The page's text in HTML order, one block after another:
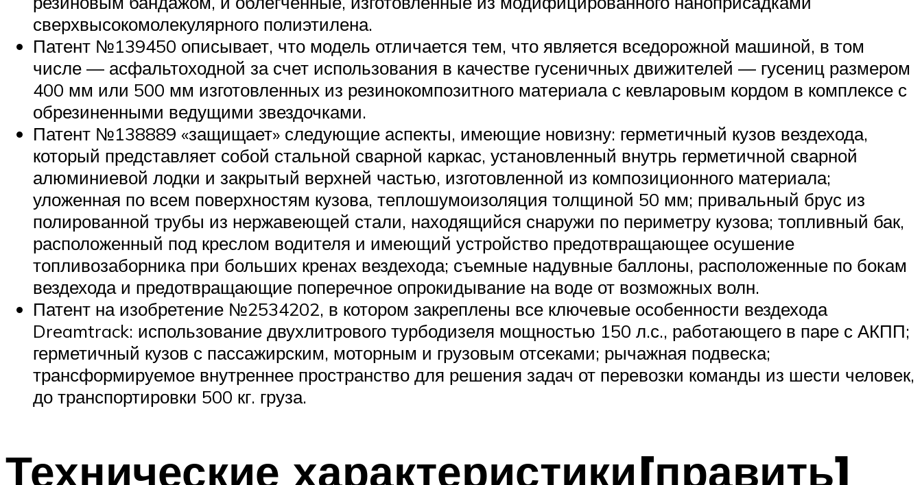
сверхвысокомолекулярного полиэтилена.
Патент №139450 описывает, что модель отличается тем, что является вседорожной машиной, в том
числе — асфальтоходной за счет использования в качестве гусеничных движителей — гусениц размером
400 мм или 500 мм изготовленных из резинокомпозитного материала с кевларовым кордом в комплексе с
обрезиненными ведущими звездочками.
Патент №138889 «защищает» следующие аспекты, имеющие новизну: герметичный кузов вездехода,
который представляет собой стальной сварной каркас, установленный внутрь герметичной сварной
алюминиевой лодки и закрытый верхней частью, изготовленной из композиционного материала;
уложенная по всем поверхностям кузова, теплошумоизоляция толщиной 50 мм; привальный брус из
полированной трубы из нержавеющей стали, находящийся снаружи по периметру кузова; топливный бак,
расположенный под креслом водителя и имеющий устройство предотвращающее осушение
топливозаборника при больших кренах вездехода; съемные надувные баллоны, расположенные по бокам
вездехода и предотвращающие поперечное опрокидывание на воде от возможных волн.
Патент на изобретение №2534202, в котором закреплены все ключевые особенности вездехода
Dreamtrack: использование двухлитрового турбодизеля мощностью 150 л.с., работающего в паре с АКПП;
герметичный кузов с пассажирским, моторным и грузовым отсеками; рычажная подвеска;
трансформируемое внутреннее пространство для решения задач от перевозки команды из шести человек,
до транспортировки 500 кг. груза.
Технические характеристики[править]